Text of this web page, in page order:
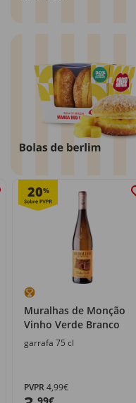
20%
Muralhas de Monção
Vinho Verde Branco
garrafa 75 cl
PVPR4,99€